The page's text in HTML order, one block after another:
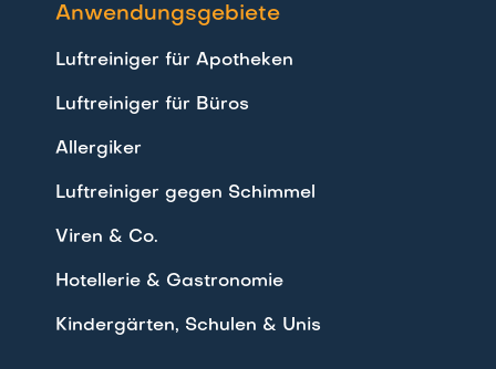
Anwendungsgebiete
Luftreiniger für Apotheken
Luftreiniger für Büros
Allergiker
Luftreiniger gegen Schimmel
Viren & Co.
Hotellerie & Gastronomie
Kindergärten, Schulen & Unis